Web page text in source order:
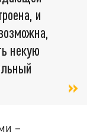
и
некую
–